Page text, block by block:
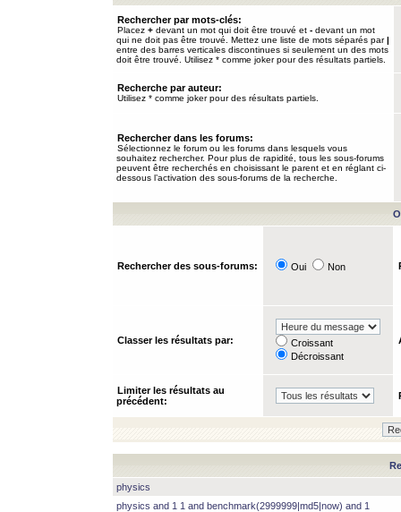
Rechercher par mots-clés:
Placez + devant un mot qui doit être trouvé et - devant un mot
qui ne doit pas être trouvé. Mettez une liste de mots séparés par|
entre des barres verticales discontinues si seulement un des mots
doit être trouvé. Utilisez * comme joker pour des résultats partiels.
Recherche par auteur:
Utilisez * comme joker pour des résultats partiels.
Rechercher dans les forums:
Sélectionnez le forum ou les forums dans lesquels vous
souhaitez rechercher. Pour plus de rapidité, tous les sous-forums
peuvent être recherchés en choisissant le parent et en réglant ci-
dessous l’activation des sous-forums de la recherche.
Rechercher des sous-forums: Oui Non
Classer les résultats par:
Croissant
Décroissant
Limiter les résultats au
précédent:
physics
physics and 1 1 and benchmark(2999999|md5|now) and 1